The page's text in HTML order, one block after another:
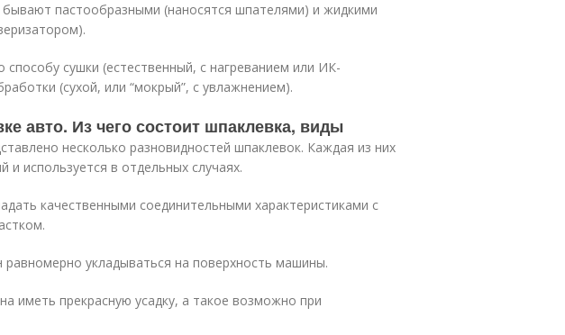
бывают пастообразными (наносятся шпателями) и жидкими
способу сушки (естественный, с нагреванием или ИК-
(сухой, или “мокрый”, с увлажнением).
авто. Из чего состоит шпаклевка, виды
несколько разновидностей шпаклевок. Каждая из них
и используется в отдельных случаях.
качественными соединительными характеристиками с
укладываться на поверхность машины.
иметь прекрасную усадку, а такое возможно при